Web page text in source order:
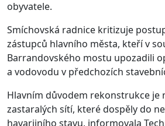
obyvatele.
Smíchovská radnice kritizuje
zástupců hlavního města, kteří v
Barrandov­ského mostu upozadili
a vodovodu v předchozích
Hlavním důvodem rekonstrukce je
zastaralých sítí, které dospěly do
havarijní­ho stavu, informovala